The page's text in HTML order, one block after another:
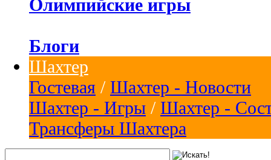
Олимпийские игры
Блоги
Шахтер
Гостевая / Шахтер - Новости
Шахтер - Игры / Шахтер -
Трансферы Шахтера